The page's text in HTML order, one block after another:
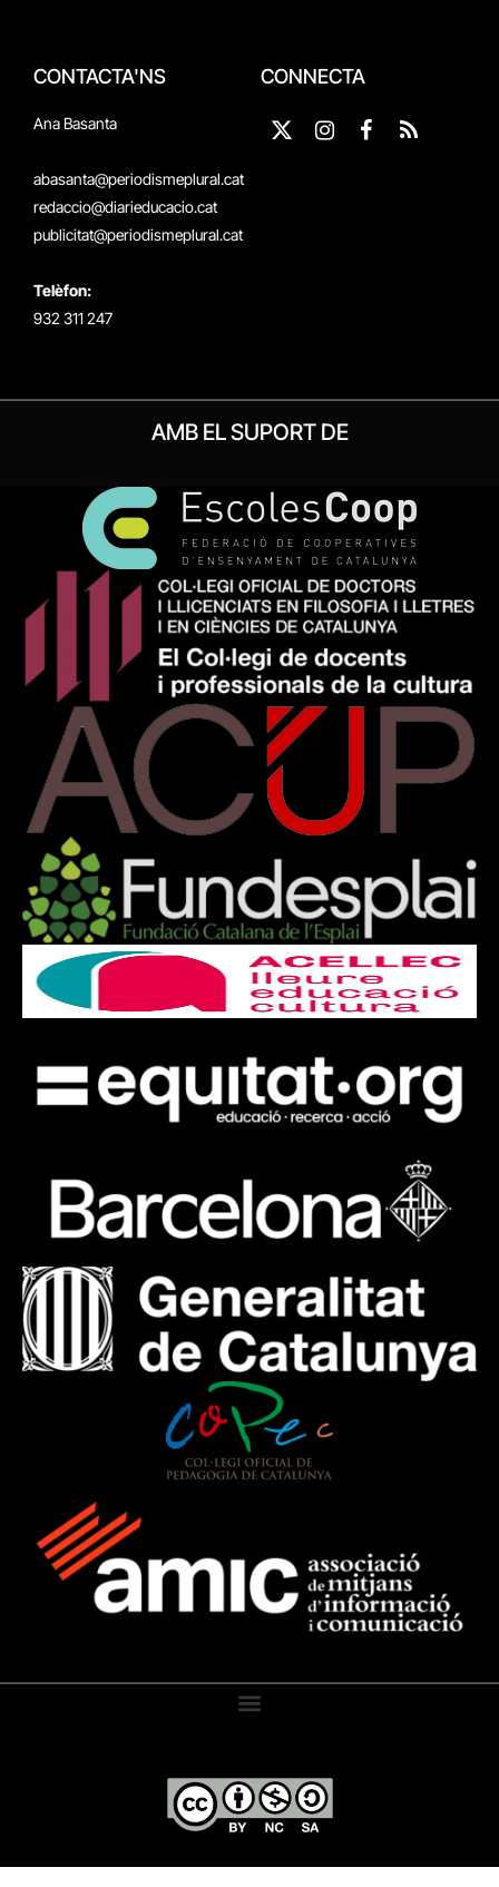
CONTACTA'NS
Ana Basanta
abasanta@periodismeplural.cat
redaccio@diarieducacio.cat
publicitat@periodismeplural.cat
Telèfon:
932 311 247
CONNECTA
X
Instagram
Facebook
RSS
AMB EL SUPORT DE